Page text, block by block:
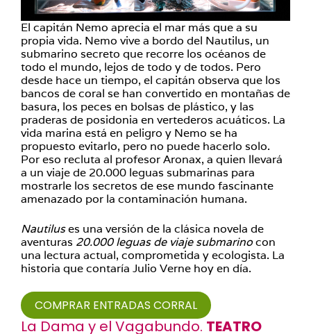
El capitán Nemo aprecia el mar más que a su
propia vida. Nemo vive a bordo del Nautilus, un
submarino secreto que recorre los océanos de
todo el mundo, lejos de todo y de todos. Pero
desde hace un tiempo, el capitán observa que los
bancos de coral se han convertido en montañas de
basura, los peces en bolsas de plástico, y las
praderas de posidonia en vertederos acuáticos. La
vida marina está en peligro y Nemo se ha
propuesto evitarlo, pero no puede hacerlo solo.
Por eso recluta al profesor Aronax, a quien llevará
a un viaje de 20.000 leguas submarinas para
mostrarle los secretos de ese mundo fascinante
amenazado por la contaminación humana.
Nautiluses una versión de la clásica novela de
aventuras 20.000 leguas de viaje submarinocon
una lectura actual, comprometida y ecologista. La
historia que contaría Julio Verne hoy en día.
COMPRAR ENTRADAS CORRAL
La Dama y el Vagabundo. TEATRO